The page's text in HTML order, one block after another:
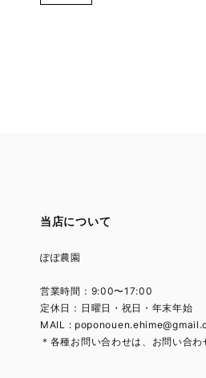
当店について
ぽぽ農園
営業時間：9:00〜17:00
定休日：日曜日・祝日・年末年始
MAIL :
＊各種お問い合わせは、お問い合